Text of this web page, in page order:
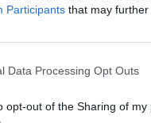
Participants that may further
Data Processing Opt Outs
opt-out of the Sharing of my